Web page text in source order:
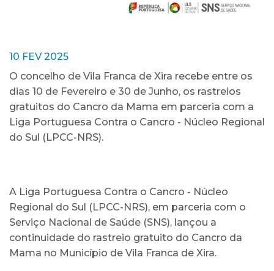
10 FEV 2025
O concelho de Vila Franca de Xira recebe entre os
dias 10 de Fevereiro e 30 de Junho, os rastreios
gratuitos do Cancro da Mama em parceria com a
Liga Portuguesa Contra o Cancro - Núcleo Regional
do Sul (LPCC-NRS).
A Liga Portuguesa Contra o Cancro - Núcleo
Regional do Sul (LPCC-NRS), em parceria com o
Serviço Nacional de Saúde (SNS), lançou a
continuidade do rastreio gratuito do Cancro da
Mama no Município de Vila Franca de Xira.